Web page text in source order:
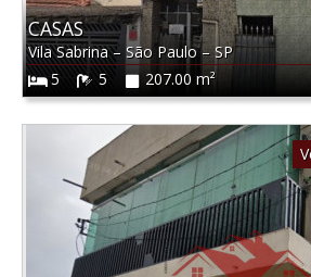
CASAS
Vila Sabrina– São Paulo–SP
5
5 207.00 m²